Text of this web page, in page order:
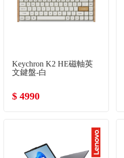
Keychron K2 HE磁軸英
文鍵盤-白
$ 4990